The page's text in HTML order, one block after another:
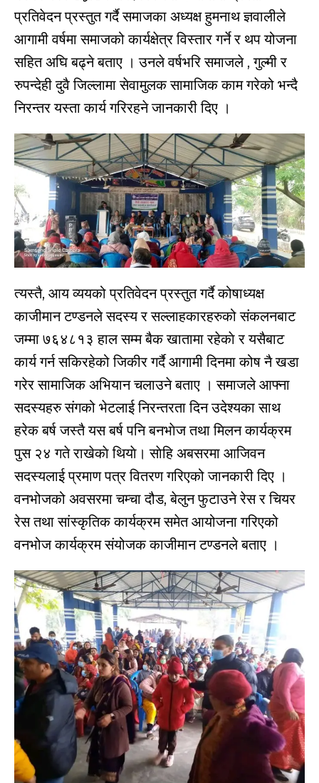
प्रतिवेदन प्रस्तुत गर्दै समाजका अध्यक्ष हुमनाथ ज्ञवालीले
आगामी वर्षमा समाजको कार्यक्षेत्र विस्तार गर्ने र थप योजना
सहित अघि बढ्ने बताए । उनले वर्षभरि समाजले , गुल्मी र
रुपन्देही दुवै जिल्लामा सेवामुलक सामाजिक काम गरेको भन्दै
निरन्तर यस्ता कार्य गरिरहने जानकारी दिए ।
त्यस्तै, आय व्ययको प्रतिवेदन प्रस्तुत गर्दै कोषाध्यक्ष
काजीमान टण्डनले सदस्य र सल्लाहकारहरुको संकलनबाट
जम्मा ७६४८१३ हाल सम्म बैक खातामा रहेकाे र यसैबाट
कार्य गर्न सकिरहेको जिकीर गर्दै आगामी दिनमा कोष नै खडा
गरेर सामाजिक अभियान चलाउने बताए । समाजले आफ्ना
सदस्यहरु संगको भेटलाई निरन्तरता दिन उदेश्यका साथ
हरेक बर्ष जस्तै यस बर्ष पनि बनभाेज तथा मिलन कार्यक्रम
पुस २४ गते राखेकाे थियाे। साेहि अबसरमा आजिवन
सदस्यलाई प्रमाण पत्र वितरण गरिएको जानकारी दिए ।
वनभोजको अवसरमा चम्चा दौड, बेलुन फुटाउने रेस र चियर
रेस तथा सांस्कृतिक कार्यक्रम समेत आयोजना गरिएको
वनभोज कार्यक्रम संयोजक काजीमान टण्डनले बताए ।